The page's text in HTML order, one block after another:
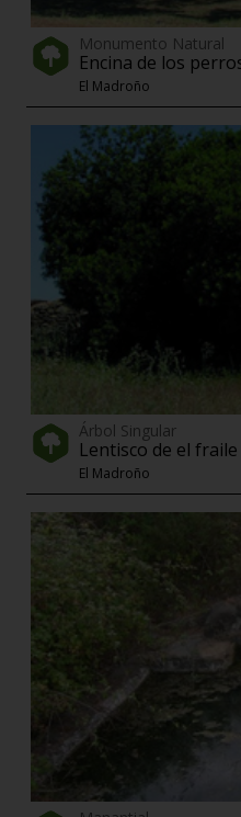
Monumento Natural
Encina de los
El Madroño
Árbol Singular
Lentisco de el fraile
El Madroño